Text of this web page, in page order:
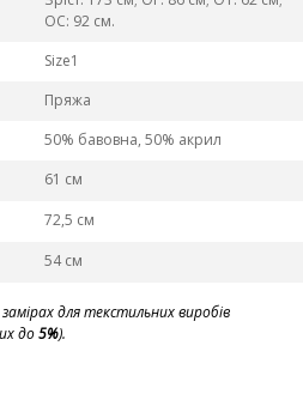
ОС: 92 см.
Size1
Пряжа
50% бавовна, 50% акрил
61 см
72,5 см
54 см
для текстильних виробів
до5%).